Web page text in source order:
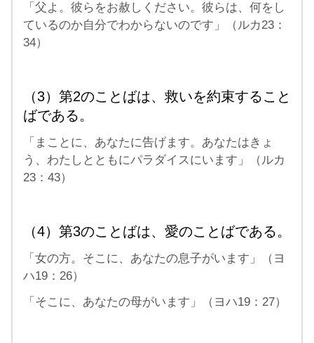
「父よ。彼らをお赦しください。彼らは、何をし
ているのか自分でわからないのです」（ルカ23：
34）
（3）第2のことばは、救いを約束すること
ばである。
「まことに、あなたに告げます。あなたはきょ
う、わたしとともにパラダイスにいます」（ルカ
23：43）
（4）第3のことばは、愛のことばである。
「女の方。そこに、あなたの息子がいます」（ヨ
ハ19：26）
「そこに、あなたの母がいます」（ヨハ19：27）